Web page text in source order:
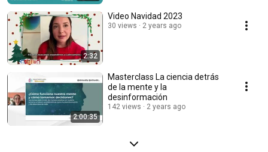
2:32
Video Navidad 2023
30 views 2 years ago
2:00:35
Masterclass La ciencia detrás
de la mente y la
desinformación
142 views 2 years ago